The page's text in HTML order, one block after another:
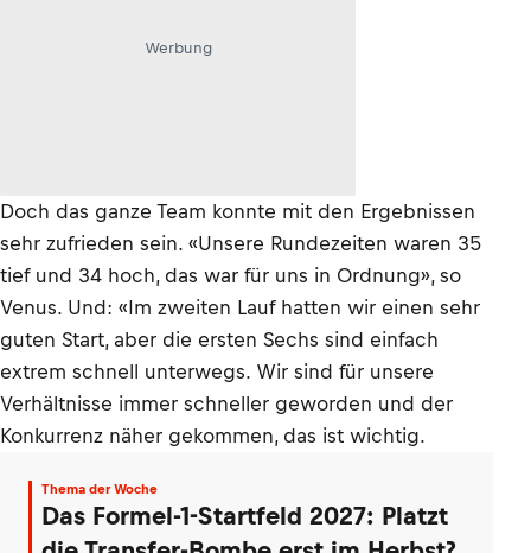
Werbung
Doch das ganze Team konnte mit den Ergebnissen
sehr zufrieden sein. «Unsere Rundezeiten waren 35
tief und 34 hoch, das war für uns in Ordnung», so
Venus. Und: «Im zweiten Lauf hatten wir einen sehr
guten Start, aber die ersten Sechs sind einfach
extrem schnell unterwegs. Wir sind für unsere
Verhältnisse immer schneller geworden und der
Konkurrenz näher gekommen, das ist wichtig.
Thema der Woche
Das Formel-1-Startfeld 2027: Platzt